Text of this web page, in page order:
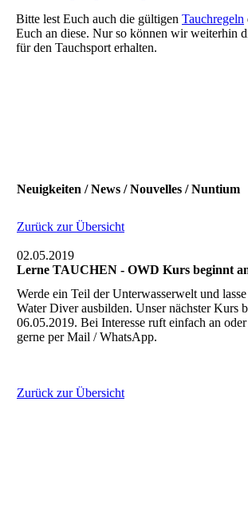
Bitte lest Euch auch die gültigen Tauchregeln
Euch an diese. Nur so können wir weiterhin
für den Tauchsport erhalten.
Neuigkeiten / News / Nouvelles / Nuntium
Zurück zur Übersicht
02.05.2019
Lerne TAUCHEN - OWD Kurs beginnt
Werde ein Teil der Unterwasserwelt und
Water Diver ausbilden. Unser nächster Kurs
06.05.2019. Bei Interesse ruft einfach an
gerne per Mail / WhatsApp.
Zurück zur Übersicht